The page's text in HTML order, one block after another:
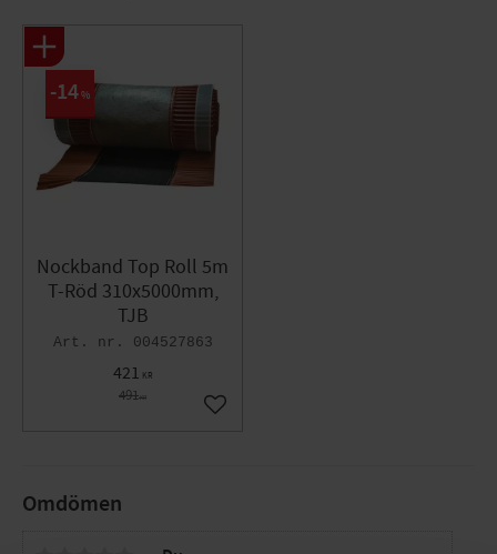
Omdömen
Nockband Top Roll 5m
T-Röd 310x5000mm,
TJB
004527863
421 KR
491KR
14%
Lägg till i favoriter